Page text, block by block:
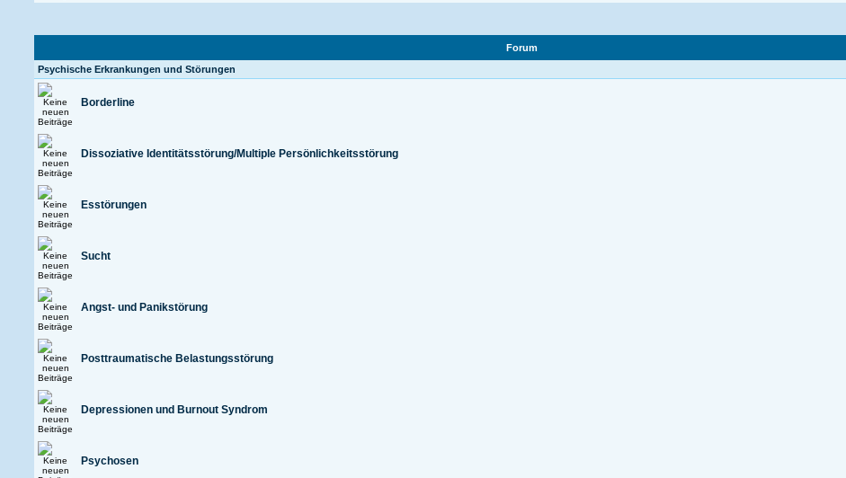
Forum
Psychische Erkrankungen und Störungen
Borderline
Dissoziative Identitätsstörung/Multiple Persönlichkeitsstörung
Esstörungen
Sucht
Angst- und Panikstörung
Posttraumatische Belastungsstörung
Depressionen und Burnout Syndrom
Psychosen